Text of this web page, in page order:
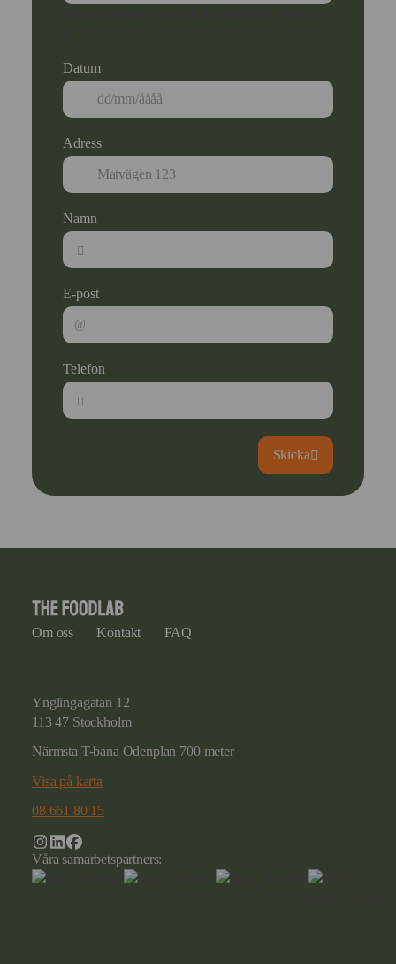
Datum
Adress
Namn
E-post
Telefon
Skicka
Om oss Kontakt FAQ
Ynglingagatan 12
113 47 Stockholm
Närmsta T-bana Odenplan 700 meter
Visa på karta
08 661 80 15
Våra samarbetspartners: